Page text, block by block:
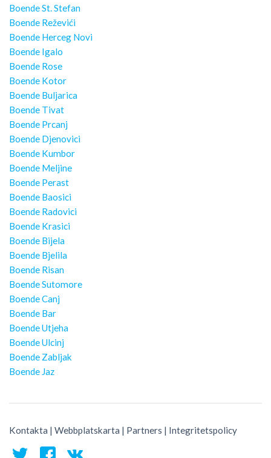
Boende St. Stefan
Boende Reževići
Boende Herceg Novi
Boende Igalo
Boende Rose
Boende Kotor
Boende Buljarica
Boende Tivat
Boende Prcanj
Boende Djenovici
Boende Kumbor
Boende Meljine
Boende Perast
Boende Baosici
Boende Radovici
Boende Krasici
Boende Bijela
Boende Bjelila
Boende Risan
Boende Sutomore
Boende Canj
Boende Bar
Boende Utjeha
Boende Ulcinj
Boende Zabljak
Boende Jaz
Kontakta | Webbplatskarta | Partners | Integritetspolicy